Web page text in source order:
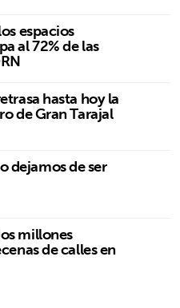
espacios
al 72% de las
hasta hoy la
de Gran Tarajal
dejamos de ser
millones
de calles en